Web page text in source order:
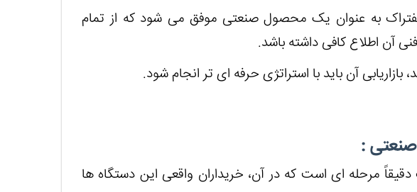
به عنوان یک محصول صنعتی موفق می شود که از تمام
اطلاع کافی داشته باشد.
آن باید با استراتژی حرفه ای تر انجام شود.
:
مرحله ای است که در آن، خریداران واقعی این دستگاه ها